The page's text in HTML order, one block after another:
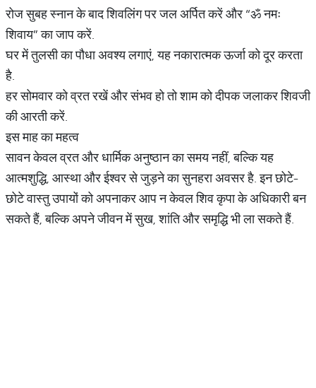
रोज सुबह स्नान के बाद शिवलिंग पर जल अर्पित करें और “ॐ नमः
शिवाय” का जाप करें.
घर में तुलसी का पौधा अवश्य लगाएं, यह नकारात्मक ऊर्जा को दूर करता
है.
हर सोमवार को व्रत रखें और संभव हो तो शाम को दीपक जलाकर शिवजी
की आरती करें.
इस माह का महत्व
सावन केवल व्रत और धार्मिक अनुष्ठान का समय नहीं, बल्कि यह
आत्मशुद्धि, आस्था और ईश्वर से जुड़ने का सुनहरा अवसर है. इन छोटे-
छोटे वास्तु उपायों को अपनाकर आप न केवल शिव कृपा के अधिकारी बन
सकते हैं, बल्कि अपने जीवन में सुख, शांति और समृद्धि भी ला सकते हैं.